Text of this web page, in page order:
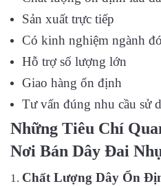
Sản xuất trực tiếp
Có kinh nghiệm ngành
Hỗ trợ số lượng lớn
Giao hàng ổn định
Tư vấn đúng nhu cầu sử
Những Tiêu Chí
Nơi Bán Dây Đai
Chất Lượng Dây Ổn